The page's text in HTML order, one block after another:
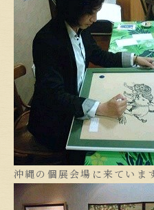
沖縄の個展会場に来ていま